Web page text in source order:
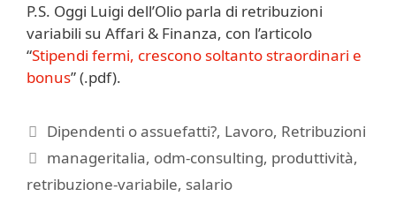
P.S. Oggi Luigi dell’Olio parla di retribuzioni
variabili su Affari & Finanza, con l’articolo
“Stipendi fermi, crescono soltanto straordinari e
bonus” (.pdf).
Categorie
Dipendenti o assuefatti?, Lavoro, Retribuzioni
Tag
manageritalia, odm-consulting, produttività,
retribuzione-variabile, salario